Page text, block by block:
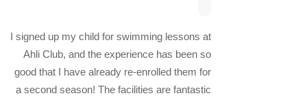
I signed up my child for swimming lessons at
Ahli Club, and the experience has been so
good that I have already re-enrolled them for
a second season! The facilities are fantastic